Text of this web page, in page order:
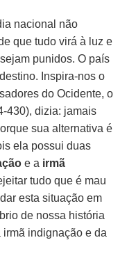
nacional não
que tudo virá à luz e
punidos. O país
Inspira-nos o
do Ocidente, o
430), dizia: jamais
sua alternativa é
ela possui duas
e a irmã
tudo que é mau
esta situação em
de nossa história
indignação e da